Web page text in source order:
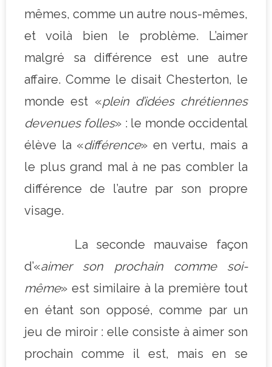
mêmes, comme un autre nous-mêmes,
et voilà bien le problème. L’aimer
malgré sa différence est une autre
affaire. Comme le disait Chesterton, le
monde est «plein d’idées chrétiennes
devenues folles» : le monde occidental
élève la «différence» en vertu, mais a
le plus grand mal à ne pas combler la
différence de l’autre par son propre
visage.
La seconde mauvaise façon
d’«aimer son prochain comme soi-
même» est similaire à la première tout
en étant son opposé, comme par un
jeu de miroir : elle consiste à aimer son
prochain comme il est, mais en se